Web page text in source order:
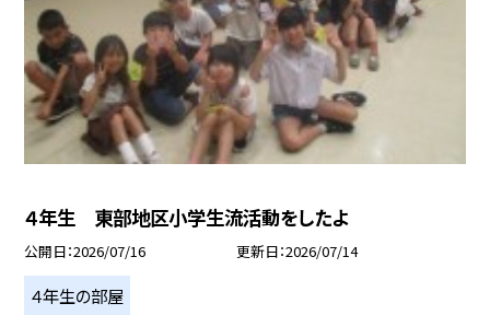
４年生 東部地区小学生流活動をしたよ
公開日 2026/07/16 更新日 2026/07/14
４年生の部屋